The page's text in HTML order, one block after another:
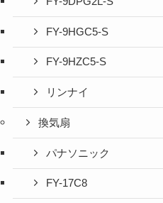
FY-9HGC5-S
FY-9HZC5-S
リンナイ
換気扇
パナソニック
FY-17C8